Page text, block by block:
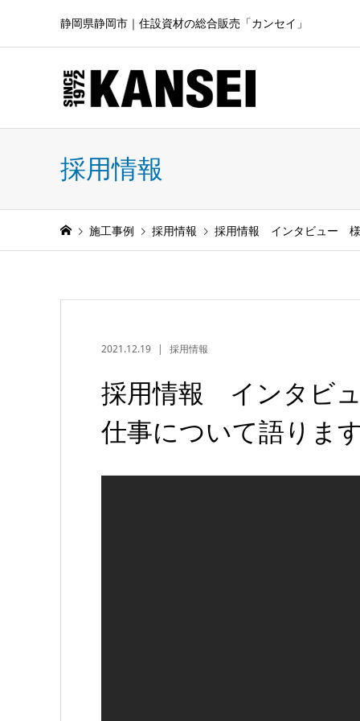
静岡県静岡市｜住設資材の総合販売「カンセイ」
採用情報
施工事例 採用情報 採用情報 インタビュー 様
2021.12.19 採用情報
採用情報 インタビ
仕事について語りま